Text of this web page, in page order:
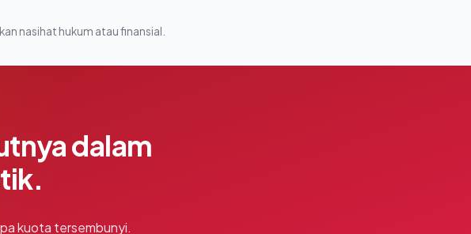
nasihat hukum atau finansial.
dalam
kuota tersembunyi.